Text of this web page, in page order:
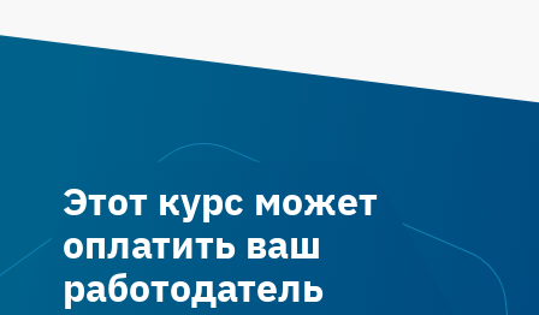
Этот курс может
оплатить ваш
работодатель